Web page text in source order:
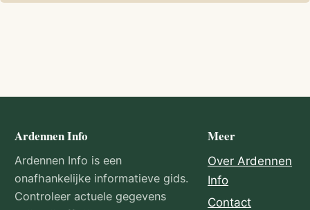
Ardennen Info
Ardennen Info is een
onafhankelijke informatieve gids.
Controleer actuele gegevens
Meer
Over Ardennen
Info
Contact